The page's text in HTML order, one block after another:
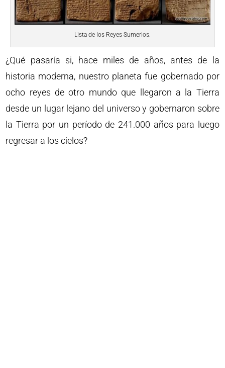
Lista de los Reyes Sumerios.
¿Qué pasaría si, hace miles de años, antes de la
historia moderna, nuestro planeta fue gobernado por
ocho reyes de otro mundo que llegaron a la Tierra
desde un lugar lejano del universo y gobernaron sobre
la Tierra por un período de 241.000 años para luego
regresar a los cielos?